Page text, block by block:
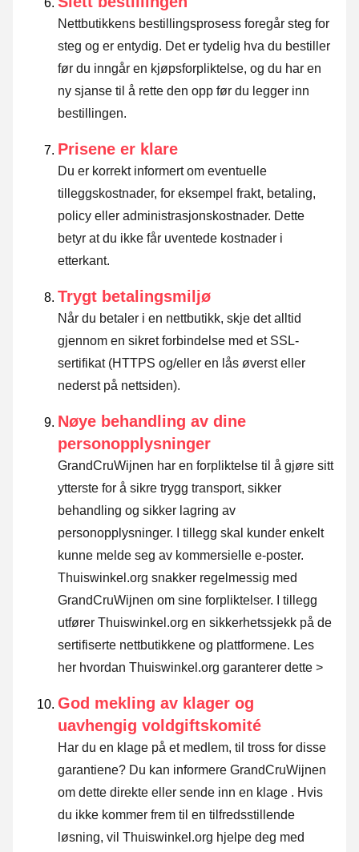
Nettbutikkens bestillingsprosess foregår steg for
steg og er entydig. Det er tydelig hva du bestiller
før du inngår en kjøpsforpliktelse, og du har en
ny sjanse til å rette den opp før du legger inn
bestillingen.
Prisene er klare
Du er korrekt informert om eventuelle
tilleggskostnader, for eksempel frakt, betaling,
policy eller administrasjonskostnader. Dette
betyr at du ikke får uventede kostnader i
etterkant.
Trygt betalingsmiljø
Når du betaler i en nettbutikk, skje det alltid
gjennom en sikret forbindelse med et SSL-
sertifikat (HTTPS og/eller en lås øverst eller
nederst på nettsiden).
Nøye behandling av dine
personopplysninger
GrandCruWijnen har en forpliktelse til å gjøre sitt
ytterste for å sikre trygg transport, sikker
behandling og sikker lagring av
personopplysninger. I tillegg skal kunder enkelt
kunne melde seg av kommersielle e-poster.
Thuiswinkel.org snakker regelmessig med
GrandCruWijnen om sine forpliktelser. I tillegg
utfører Thuiswinkel.org en sikkerhetssjekk på de
sertifiserte nettbutikkene og plattformene. Les
her hvordan Thuiswinkel.org garanterer dette >
God mekling av klager og
uavhengig voldgiftskomité
Har du en klage på et medlem, til tross for disse
garantiene? Du kan informere GrandCruWijnen
om dette direkte eller sende inn en klage . Hvis
du ikke kommer frem til en tilfredsstillende
løsning, vil Thuiswinkel.org hjelpe deg med